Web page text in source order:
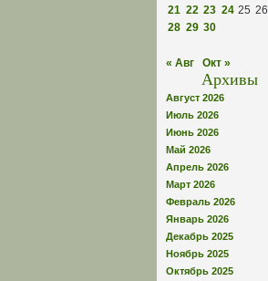
21 22 23 24 25 26
28 29 30
« Авг Окт »
Архивы
Август 2026
Июль 2026
Июнь 2026
Май 2026
Апрель 2026
Март 2026
Февраль 2026
Январь 2026
Декабрь 2025
Ноябрь 2025
Октябрь 2025